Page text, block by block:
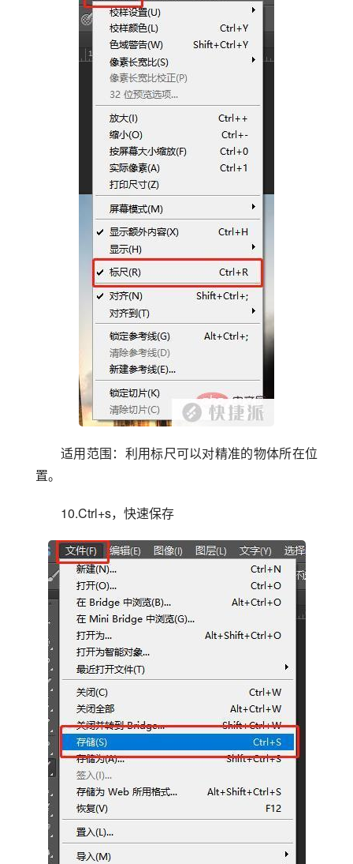
适用范围：利用标尺可以对精准的物体所在位
置。
10.Ctrl+s，快速保存